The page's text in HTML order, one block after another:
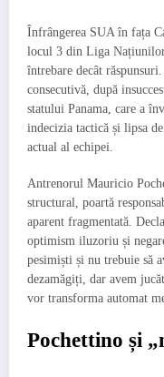
Înfrângerea SUA în fața
locul 3 din Liga
întrebare decât
consecutivă, după
statului Panama, care a
indecizia tactică și lipsa
actual al echipei.
Antrenorul Mauricio
structural, poartă
aparent fragmentată.
optimism iluzoriu și
pesimiști și nu trebuie să
dezamăgiți, dar avem
vor transforma automat
Pochettino și